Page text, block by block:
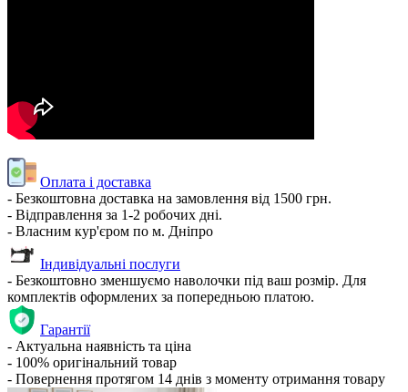
Оплата і доставка
- Безкоштовна доставка на замовлення від 1500 грн.
- Відправлення за 1-2 робочих дні.
- Власним кур'єром по м. Дніпро
Індивідуальні послуги
- Безкоштовно зменшуємо наволочки під ваш розмір. Для
комплектів оформлених за попередньою платою.
Гарантії
- Актуальна наявність та ціна
- 100% оригінальний товар
- Повернення протягом 14 днів з моменту отримання товару